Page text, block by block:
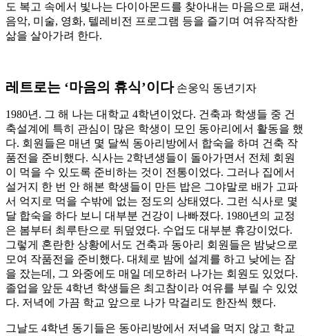
도 복고 속에서 빛나는 다이아몬드를 찾아내는 마음으로 패션,
음악, 미술, 영화, 텔레비전 프로그램 등을 즐기며 여유작작한
삶을 살아가려 한다.
레트로는 ‘마음의 휴식’이다손웅익 동년기자
1980년. 그 해 나는 대학교 4학년이었다. 건축과 학생들 중 건
축설계에 특히 관심이 많은 학생이 모인 동아리에서 활동을 했
다. 회원들은 매년 몇 달씩 동아리방에서 합숙을 하며 건축 작
품전을 준비했다. 식사는 2학년생들이 돌아가면서 전체 회원
이 먹을 수 있도록 준비하는 것이 전통이었다. 그러나 집에서
설거지 한 번 안 해본 학생들이 만든 밥은 그야말로 배가 고파
서 억지로 먹을 수밖에 없는 정도의 상태였다. 그런 식사로 몇
달 합숙을 하다 보니 대부분 건강이 나빠졌다. 1980년의 교정
은 봄부터 최루탄으로 뒤덮였다. 수업도 대부분 휴강이었다.
그렇게 혼란한 상황에서도 건축과 동아리 회원들은 밤낮으로
모여 작품전을 준비했다. 대체로 밤에 설계를 하고 낮에는 잠
을 잤는데, 그 와중에도 매일 데모하러 나가는 회원도 있었다.
졸업을 앞둔 4학년 학생들은 최고참이라 여유를 부릴 수 있었
다. 저녁에 가끔 학교 앞으로 나가 막걸리도 한잔씩 했다.
그날도 4학년 동기들은 동아리방에서 저녁을 먹지 않고 학교